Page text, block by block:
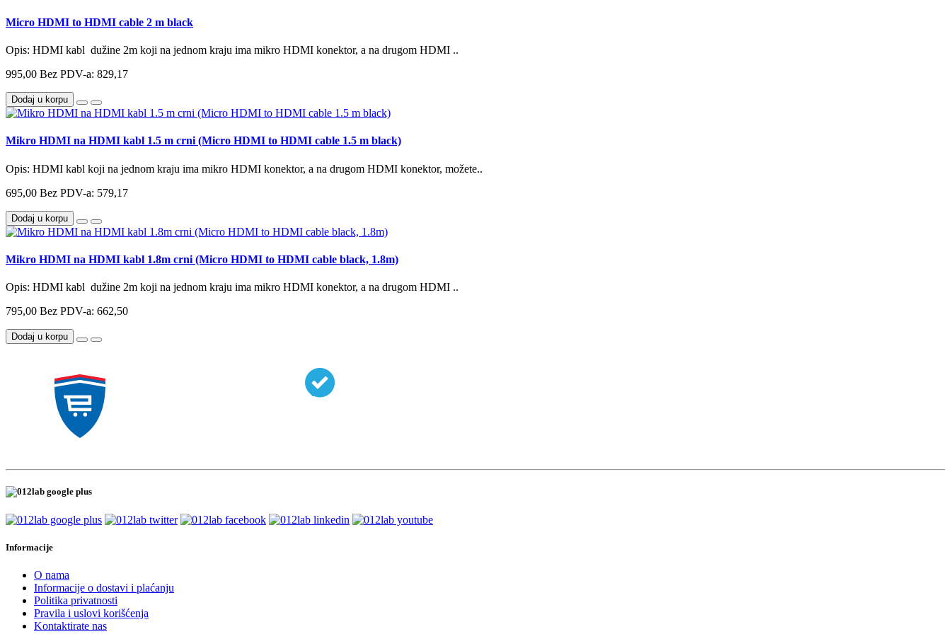
Micro HDMI to HDMI cable 2 m black
Opis: HDMI kabl dužine 2m koji na jednom kraju ima mikro HDMI konektor, a na drugom HDMI ..
995,00 Bez PDV-a: 829,17
Dodaj u korpu
Mikro HDMI na HDMI kabl 1.5 m crni (Micro HDMI to HDMI cable 1.5 m black)
Opis: HDMI kabl koji na jednom kraju ima mikro HDMI konektor, a na drugom HDMI konektor, možete..
695,00 Bez PDV-a: 579,17
Dodaj u korpu
Mikro HDMI na HDMI kabl 1.8m crni (Micro HDMI to HDMI cable black, 1.8m)
Opis: HDMI kabl dužine 2m koji na jednom kraju ima mikro HDMI konektor, a na drugom HDMI ..
795,00 Bez PDV-a: 662,50
Dodaj u korpu
Informacije
O nama
Informacije o dostavi i plaćanju
Politika privatnosti
Pravila i uslovi korišćenja
Kontaktirate nas